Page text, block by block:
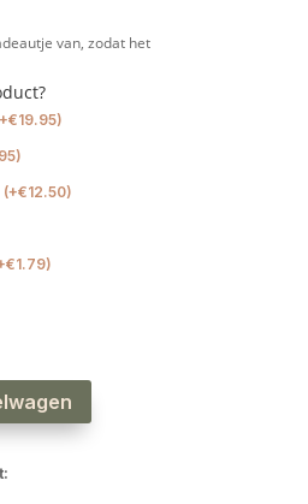
van, zodat het
€19.95)
)
(+€12.50)
€1.79)